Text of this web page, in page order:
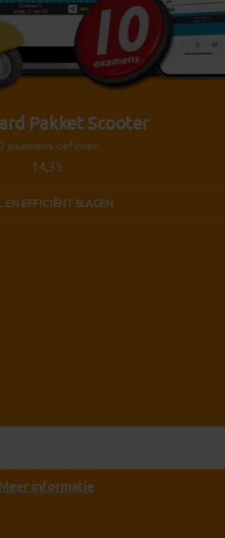
Pakket Scooter
examens oefenen
14,35
EN EFFICIËNT SLAGEN
informatie